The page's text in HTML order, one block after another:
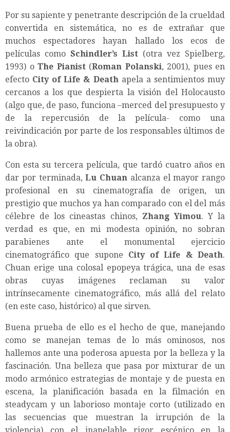
Por su sapiente y penetrante descripción de la crueldad
convertida en sistemática, no es de extrañar que
muchos espectadores hayan hallado los ecos de
películas como Schindler’s List (otra vez Spielberg,
1993) o The Pianist(Roman Polanski, 2001), pues en
efecto City of Life & Deathapela a sentimientos muy
cercanos a los que despierta la visión del Holocausto
(algo que, de paso, funciona –merced del presupuesto y
de la repercusión de la película- como una
reivindicación por parte de los responsables últimos de
la obra).
Con esta su tercera película, que tardó cuatro años en
dar por terminada,Lu Chuan alcanza el mayor rango
profesional en su cinematografía de origen, un
prestigio que muchos ya han comparado con el del más
célebre de los cineastas chinos, Zhang Yimou. Y la
verdad es que, en mi modesta opinión, no sobran
parabienes ante el monumental ejercicio
cinematográfico que supone City of Life & Death.
Chuan erige una colosal epopeya trágica, una de esas
obras cuyas imágenes reclaman su valor
intrínsecamente cinematográfico, más allá del relato
(en este caso, histórico) al que sirven.
Buena prueba de ello es el hecho de que, manejando
como se manejan temas de lo más ominosos, nos
hallemos ante una poderosa apuesta por la belleza y la
fascinación. Una belleza que pasa por mixturar de un
modo armónico estrategias de montaje y de puesta en
escena, la planificación basada en la filmación en
steadycam y un laborioso montaje corto (utilizado en
las secuencias que muestran la irrupción de la